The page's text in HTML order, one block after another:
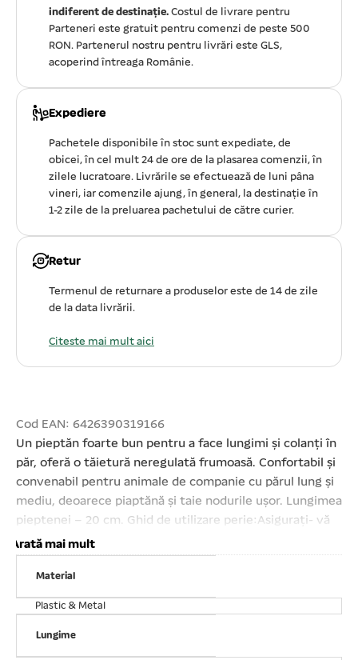
indiferent de destinație. Costul de livrare pentru
Parteneri este gratuit pentru comenzi de peste 500
RON. Partenerul nostru pentru livrări este GLS,
acoperind întreaga Românie.
Expediere
Pachetele disponibile în stoc sunt expediate, de
obicei, în cel mult 24 de ore de la plasarea comenzii, în
zilele lucratoare. Livrările se efectuează de luni pâna
vineri, iar comenzile ajung, în general, la destinație în
1-2 zile de la preluarea pachetului de către curier.
Retur
Termenul de returnare a produselor este de 14 de zile
de la data livrării.
Citeste mai mult aici
Cod EAN: 6426390319166
Un pieptăn foarte bun pentru a face lungimi și colanți în
păr, oferă o tăietură neregulată frumoasă. Confortabil și
convenabil pentru animale de companie cu părul lung și
mediu, deoarece piaptănă și taie nodurile ușor. Lungimea
pieptenei – 20 cm. Ghid de utilizare perie:Asigurați- vă
că blana câinelui Dvs. este complet uscată. Periați încet
animalul Dvs. în sensul creșterii părului. Faceți mișcări
lungi și suple și evitați să treceți de mai multe ori în
același loc. La periere acordați o deosebită atenție
zonelor mai sensibile ale animalului Dvs. (burta, labe,
părti genitale, anus). O periere prea apăsată sau
repetată poate irita pielea. Dacă remarcați o iritare sau
Arată mai mult
Material
Plastic & Metal
Lungime